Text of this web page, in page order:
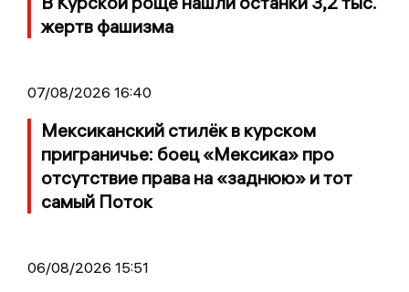
жертв фашизма
07/08/2026 16:40
Мексиканский стилёк в курском
приграничье: боец «Мексика» про
отсутствие права на «заднюю» и тот
самый Поток
06/08/2026 15:51